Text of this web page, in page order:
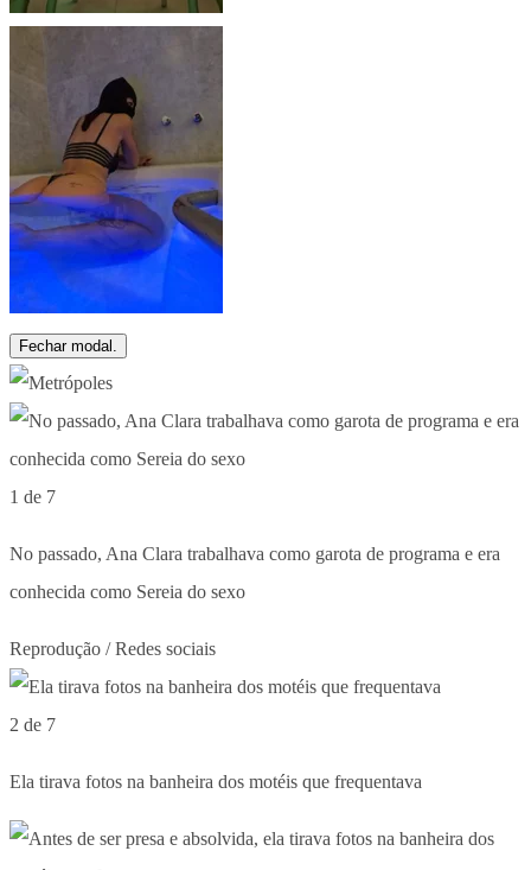
Fechar modal.
1 de 7
No passado, Ana Clara trabalhava como garota de programa e era
conhecida como Sereia do sexo
Reprodução / Redes sociais
2 de 7
Ela tirava fotos na banheira dos motéis que frequentava